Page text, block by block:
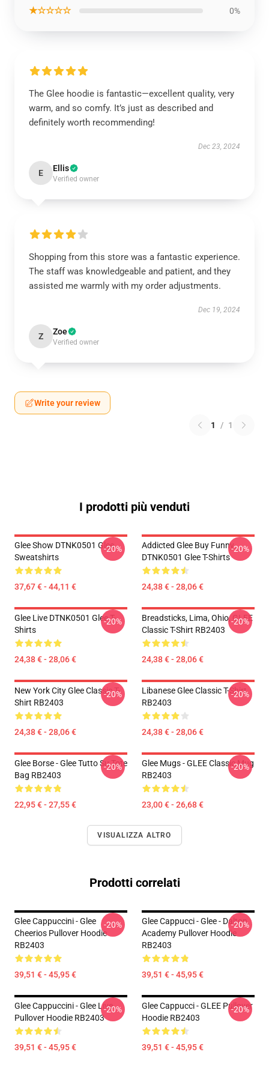
★☆☆☆☆ 0%
The Glee hoodie is fantastic—excellent quality, very
warm, and so comfy. It’s just as described and
definitely worth recommending!
Dec 23, 2024
E Ellis
Verified owner
Shopping from this store was a fantastic experience.
The staff was knowledgeable and patient, and they
assisted me warmly with my order adjustments.
Dec 19, 2024
Z Zoe
Verified owner
Write your review
1 / 1
I prodotti più venduti
Glee Show DTNK0501 Glee
Sweatshirts
37,67 € - 44,11 €
-20%
Addicted Glee Buy Funny
DTNK0501 Glee T-Shirts
24,38 € - 28,06 €
-20%
Glee Live DTNK0501 Glee T-
Shirts
24,38 € - 28,06 €
-20%
Breadsticks, Lima, Ohio, GLEE
Classic T-Shirt RB2403
24,38 € - 28,06 €
-20%
New York City Glee Classic T-
Shirt RB2403
24,38 € - 28,06 €
-20%
Libanese Glee Classic T-Shirt
RB2403
24,38 € - 28,06 €
-20%
Glee Borse - Glee Tutto Su Tote
Bag RB2403
22,95 € - 27,55 €
-20%
Glee Mugs - GLEE Classic Mug
RB2403
23,00 € - 26,68 €
-20%
VISUALIZZA ALTRO
Prodotti correlati
Glee Cappuccini - Glee
Cheerios Pullover Hoodie
RB2403
39,51 € - 45,95 €
-20%
Glee Cappucci - Glee - Dalton
Academy Pullover Hoodie
RB2403
39,51 € - 45,95 €
-20%
Glee Cappuccini - Glee Live
Pullover Hoodie RB2403
39,51 € - 45,95 €
-20%
Glee Cappucci - GLEE Pullover
Hoodie RB2403
39,51 € - 45,95 €
-20%